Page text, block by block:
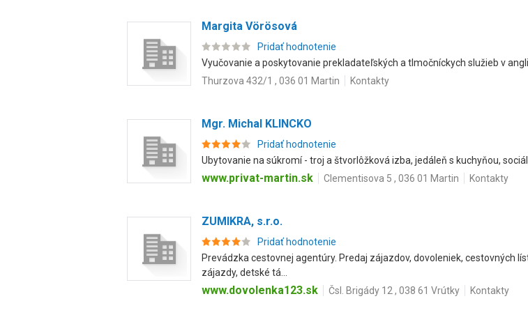
Margita Vörösová
Pridať hodnotenie
Vyučovanie a poskytovanie prekladateľských a tlmočníckych služieb v
Thurzova 432/1 , 036 01 Martin
Kontakty
Mgr. Michal KLINCKO
Pridať hodnotenie
Ubytovanie na súkromí - troj a štvorlôžková izba, jedáleň s kuchyňou,
www.privat-martin.sk Clementisova 5 , 036 01 Martin Kontakty
ZUMIKRA, s.r.o.
Pridať hodnotenie
Prevádzka cestovnej agentúry. Predaj zájazdov, dovoleniek, cestovných
zájazdy, detské tá...
www.dovolenka123.sk Čsl. Brigády 12 , 038 61 Vrútky Kontakty